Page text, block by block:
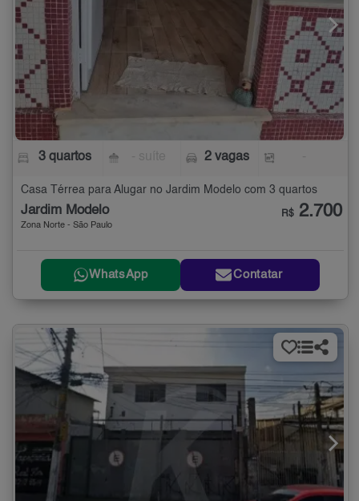
3 quartos 2 vagas
Casa Térrea para Alugar no Jardim Modelo com 3 quartos
Jardim Modelo
Zona Norte - São Paulo
R$ 2.700
WhatsApp Contatar